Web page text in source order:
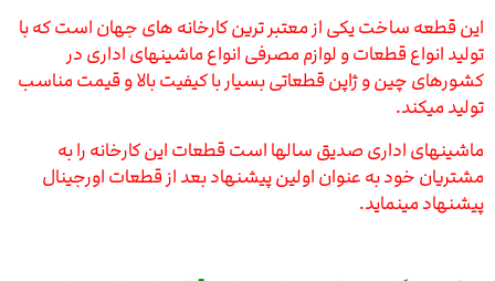
این قطعه ساخت یکی از معتبر ترین کارخانه های جهان است که با
تولید انواع قطعات و لوازم مصرفی انواع ماشینهای اداری در
کشورهای چین و ژاپن قطعاتی بسیار با کیفیت بالا و قیمت مناسب
تولید میکند.
ماشینهای اداری صدیق سالها است قطعات این کارخانه را به
مشتریان خود به عنوان اولین پیشنهاد بعد از قطعات اورجینال
پیشنهاد مینماید.